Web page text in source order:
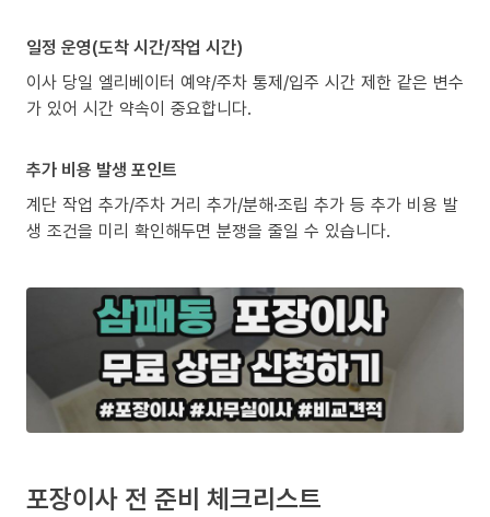
일정 운영(도착 시간/작업 시간)
이사 당일 엘리베이터 예약/주차 통제/입주 시간 제한 같은 변수
가 있어 시간 약속이 중요합니다.
추가 비용 발생 포인트
계단 작업 추가/주차 거리 추가/분해·조립 추가 등 추가 비용 발
생 조건을 미리 확인해두면 분쟁을 줄일 수 있습니다.
포장이사 전 준비 체크리스트